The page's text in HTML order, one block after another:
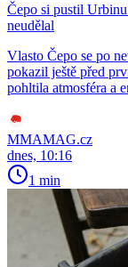
Čepo si pustil
neudělal
Vlasto Čepo se po
pokazil ještě před
pohltila atmosféra a
MMAMAG.cz
dnes, 10:16
1 min